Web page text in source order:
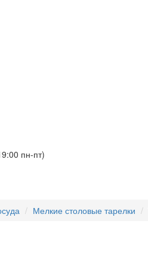
пн-пт)
Мелкие столовые тарелки